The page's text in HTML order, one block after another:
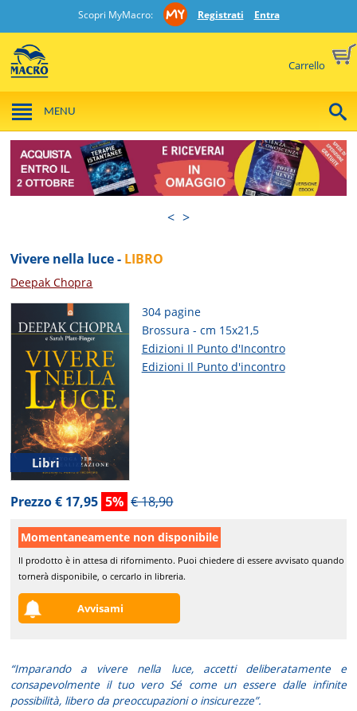
Scopri MyMacro: Registrati Entra
Carrello
MENU
< >
Vivere nella luce - LIBRO
Deepak Chopra
Libri
304 pagine
Brossura - cm 15x21,5
Edizioni Il Punto d'Incontro
Edizioni Il Punto d'incontro
Prezzo € 17,95 5% € 18,90
Momentaneamente non disponibile
Il prodotto è in attesa di rifornimento. Puoi chiedere di essere avvisato quando
tornerà disponibile, o cercarlo in libreria.
Avvisami
“Imparando a vivere nella luce, accetti deliberatamente e
consapevolmente il tuo vero Sé come un essere dalle infinite
possibilità, libero da preoccupazioni o insicurezze”.